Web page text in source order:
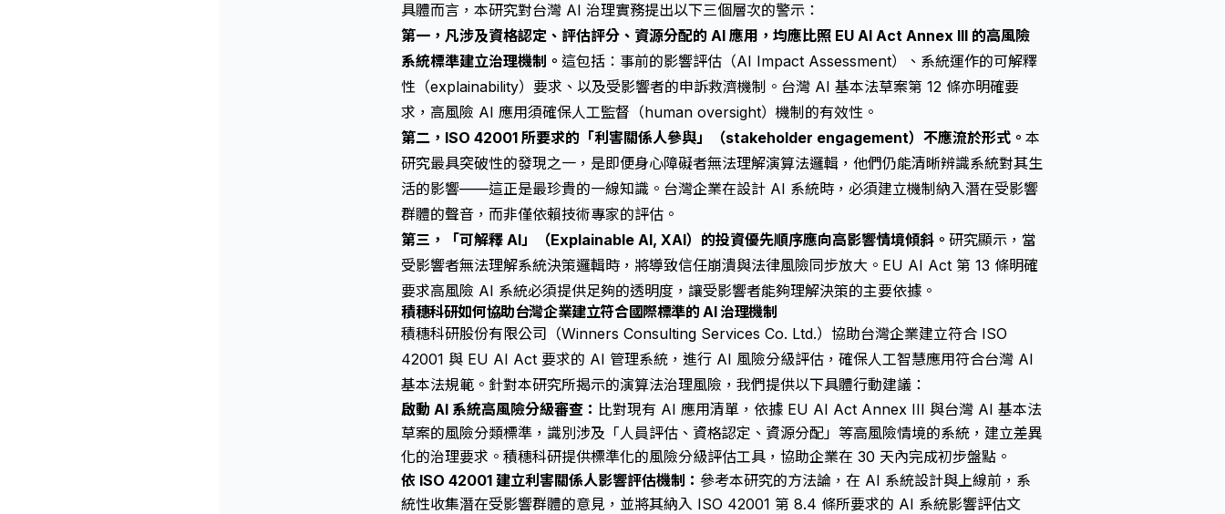
具體而言，本研究對台灣 AI 治理實務提出以下三個層次的警示：
第一，凡涉及資格認定、評估評分、資源分配的 AI 應用，均應比照 EU AI Act Annex III 的高風險
系統標準建立治理機制。 這包括：事前的影響評估（AI Impact Assessment）、系統運作的可解釋
性（explainability）要求、以及受影響者的申訴救濟機制。台灣 AI 基本法草案第 12 條亦明確要
求，高風險 AI 應用須確保人工監督（human oversight）機制的有效性。
第二，ISO 42001 所要求的「利害關係人參與」（stakeholder engagement）不應流於形式。 本
研究最具突破性的發現之一，是即便身心障礙者無法理解演算法邏輯，他們仍能清晰辨識系統對其生
活的影響——這正是最珍貴的一線知識。台灣企業在設計 AI 系統時，必須建立機制納入潛在受影響
群體的聲音，而非僅依賴技術專家的評估。
第三，「可解釋 AI」（Explainable AI, XAI）的投資優先順序應向高影響情境傾斜。 研究顯示，當
受影響者無法理解系統決策邏輯時，將導致信任崩潰與法律風險同步放大。EU AI Act 第 13 條明確
要求高風險 AI 系統必須提供足夠的透明度，讓受影響者能夠理解決策的主要依據。
積穗科研如何協助台灣企業建立符合國際標準的 AI 治理機制
積穗科研股份有限公司（Winners Consulting Services Co. Ltd.）協助台灣企業建立符合 ISO
42001 與 EU AI Act 要求的 AI 管理系統，進行 AI 風險分級評估，確保人工智慧應用符合台灣 AI
基本法規範。針對本研究所揭示的演算法治理風險，我們提供以下具體行動建議：
啟動 AI 系統高風險分級審查： 比對現有 AI 應用清單，依據 EU AI Act Annex III 與台灣 AI 基本法
草案的風險分類標準，識別涉及「人員評估、資格認定、資源分配」等高風險情境的系統，建立差異
化的治理要求。積穗科研提供標準化的風險分級評估工具，協助企業在 30 天內完成初步盤點。
依 ISO 42001 建立利害關係人影響評估機制： 參考本研究的方法論，在 AI 系統設計與上線前，系
統性收集潛在受影響群體的意見，並將其納入 ISO 42001 第 8.4 條所要求的 AI 系統影響評估文